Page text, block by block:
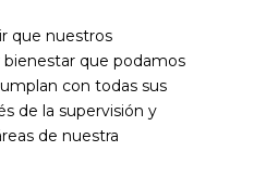
que nuestros
que podamos
con todas sus
de la supervisión y
de nuestra